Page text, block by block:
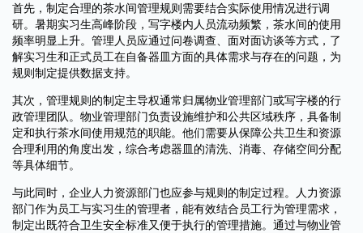
首先，制定合理的茶水间管理规则需要结合实际使用情况进行调
研。暑期实习生高峰阶段，写字楼内人员流动频繁，茶水间的使用
频率明显上升。管理人员应通过问卷调查、面对面访谈等方式，了
解实习生和正式员工在自备器皿方面的具体需求与存在的问题，为
规则制定提供数据支持。
其次，管理规则的制定主导权通常归属物业管理部门或写字楼的行
政管理团队。物业管理部门负责设施维护和公共区域秩序，具备制
定和执行茶水间使用规范的职能。他们需要从保障公共卫生和资源
合理利用的角度出发，综合考虑器皿的清洗、消毒、存储空间分配
等具体细节。
与此同时，企业人力资源部门也应参与规则的制定过程。人力资源
部门作为员工与实习生的管理者，能有效结合员工行为管理需求，
制定出既符合卫生安全标准又便于执行的管理措施。通过与物业管